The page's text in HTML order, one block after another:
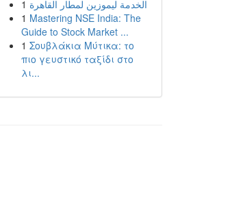
1 الخدمة ليموزين لمطار القاهرة
1 Mastering NSE India: The
Guide to Stock Market ...
1 Σουβλάκια Μύτικα: το
πιο γευστικό ταξίδι στο
λι...